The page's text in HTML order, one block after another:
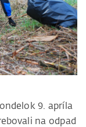
9. apríla
na odpad